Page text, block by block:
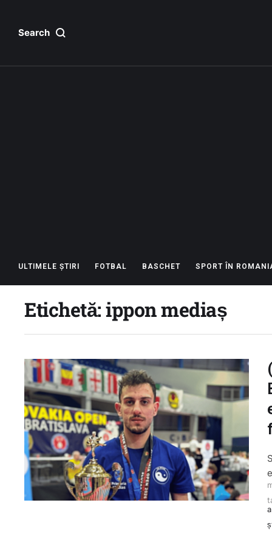
Search
ULTIMELE ȘTIRI FOTBAL BASCHET SPORT ÎN
Etichetă:ippon mediaș